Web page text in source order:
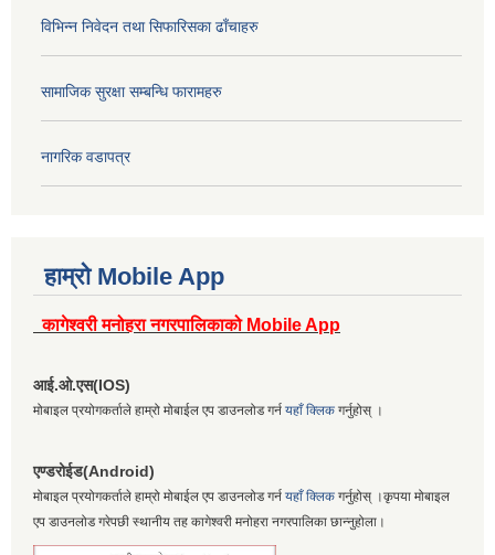
विभिन्न निवेदन तथा सिफारिसका ढाँचाहरु
सामाजिक सुरक्षा सम्बन्धि फारामहरु
नागरिक वडापत्र
हाम्रो Mobile App
कागेश्वरी मनोहरा नगरपालिकाको Mobile App
आई.ओ.एस(IOS)
मोबाइल प्रयोगकर्ताले हाम्रो मोबाईल एप डाउनलोड गर्न यहाँ क्लिक गर्नुहोस् ।
एण्डरोईड(Android)
मोबाइल प्रयोगकर्ताले हाम्रो मोबाईल एप डाउनलोड गर्न यहाँ क्लिक गर्नुहोस् ।कृपया मोबाइल
एप डाउनलोड गरेपछी स्थानीय तह कागेश्वरी मनोहरा नगरपालिका छान्नुहोला।